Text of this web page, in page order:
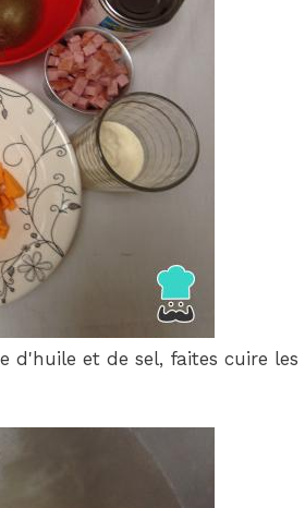
d'huile et de sel, faites cuire les